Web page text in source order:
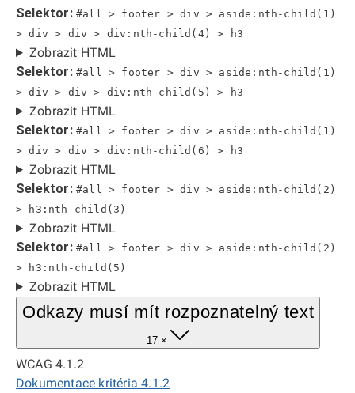
Selektor: #all > footer > div > aside:nth-child(1)
> div > div > div:nth-child(4) > h3
Zobrazit HTML
Selektor: #all > footer > div > aside:nth-child(1)
> div > div > div:nth-child(5) > h3
Zobrazit HTML
Selektor: #all > footer > div > aside:nth-child(1)
> div > div > div:nth-child(6) > h3
Zobrazit HTML
Selektor: #all > footer > div > aside:nth-child(2)
> h3:nth-child(3)
Zobrazit HTML
Selektor: #all > footer > div > aside:nth-child(2)
> h3:nth-child(5)
Zobrazit HTML
Odkazy musí mít rozpoznatelný text
17 ×
WCAG 4.1.2
Dokumentace kritéria 4.1.2